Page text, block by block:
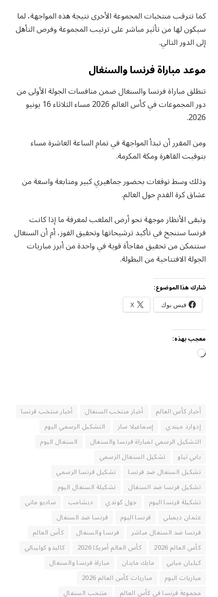
كما تترقب منتخبات المجموعة الأخرى نتيجة هذه المواجهة، لما
سيكون لها من تأثير مباشر على ترتيب المجموعة وفرص التأهل
إلى الدور التالي.
موعد مباراة فرنسا والسنغال
تنطلق مباراة فرنسا والسنغال ضمن منافسات الجولة الأولى من
دور المجموعات في كأس العالم 2026 مساء الثلاثاء 16 يونيو
2026.
ومن المقرر أن تبدأ المواجهة في تمام الساعة العاشرة مساء
بتوقيت القاهرة ومكة المكرمة.
وذلك وسط توقعات بحضور جماهيري كبير ومتابعة واسعة من
عشاق كرة القدم حول العالم.
وتبقى الأنظار موجهة نحو أرض الملعب لمعرفة ما إذا كانت
فرنسا ستنجح في تأكيد ترشيحاتها وتحقيق الفوز، أم أن السنغال
ستتمكن من تحقيق مفاجأة قوية في واحدة من أبرز مباريات
الجولة الافتتاحية من البطولة.
شارك هذا الموضوع:
فيس بوك X
معجب بهذه:
جاري
أخبار كأس العالم أخبار منتخب السنغال
أخبار منتخب فرنسا
إدوارد ميندي
إسماعيلا سار
التشكيل الرسمي اليوم
التشكيل الرسمي لمباراة فرنسا والسنغال
السنغال اليوم
بابي ثياو
تشكيل السنغال الرسمي
تشكيل السنغال ضد فرنسا
تشكيل فرنسا الرسمي
تشكيل فرنسا ضد السنغال
تشكيلة السنغال اليوم
تشكيلة فرنسا اليوم
جول كوندي ديشامب
ساديو ماني
عثمان ديمبلي
فرنسا اليوم
فرنسا ضد السنغال
فرنسا ضد السنغال مباشر
فرنسا والسنغال
كأس العالم
كأس العالم 2026
كأس العالم أمريكا 2026
كاليدو كوليبالي
كيليان مبابي
مايك ماينان
مباراة فرنسا والسنغال
مباريات اليوم
مباريات كأس العالم 2026
مجموعة فرنسا في كأس العالم
منتخب السنغال